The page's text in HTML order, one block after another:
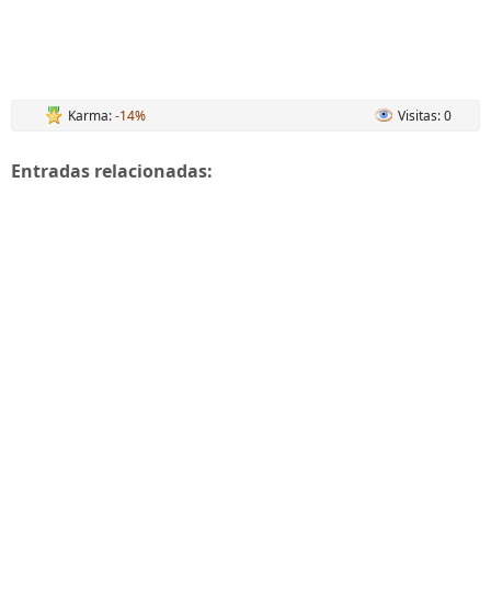
Karma:-14% Visitas: 0
Entradas relacionadas: